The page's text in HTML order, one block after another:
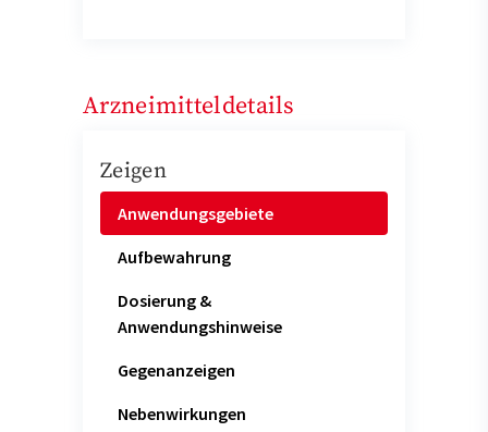
Arzneimitteldetails
Zeigen
Anwendungsgebiete
Aufbewahrung
Dosierung &
Anwendungshinweise
Gegenanzeigen
Nebenwirkungen